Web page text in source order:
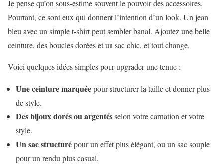
Je pense qu’on sous-estime souvent le pouvoir des accessoires.
Pourtant, ce sont eux qui donnent l’intention d’un look. Un jean
bleu avec un simple t-shirt peut sembler banal. Ajoutez une belle
ceinture, des boucles dorées et un sac chic, et tout change.
Voici quelques idées simples pour upgrader une tenue :
Une ceinture marquéepour structurer la taille et donner plus
de style.
Des bijoux dorés ou argentésselon votre carnation et votre
style.
Un sac structurépour un effet plus élégant, ou un sac souple
pour un rendu plus casual.